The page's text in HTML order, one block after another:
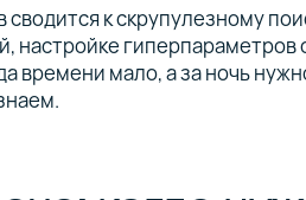
к скрупулезному
настройке гиперпараметров
времени мало, а за ночь